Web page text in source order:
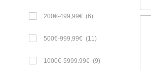
200€-499,99€ (6)
500€-999,99€ (11)
1000€-5999.99€ (9)